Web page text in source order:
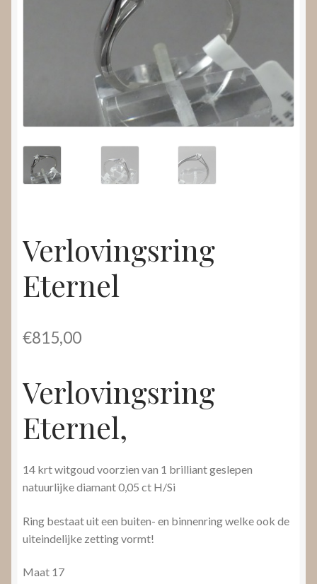
Submenu
uitvouwen
Verlovingsring
Eternel
€815,00
Verlovingsring
Eternel,
14 krt witgoud voorzien van 1 brilliant geslepen
natuurlijke diamant 0,05 ct H/Si
Ring bestaat uit een buiten- en binnenring welke ook de
uiteindelijke zetting vormt!
Maat 17